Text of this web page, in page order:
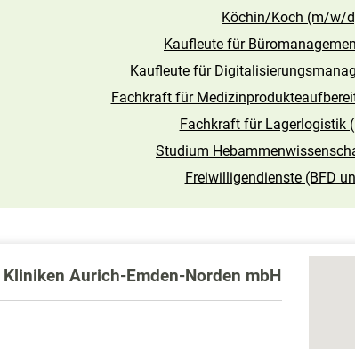
Köchin/Koch (m/w/
Kaufleute für
Kaufleute für
Fachkraft für
Fachkraft für Lagerlogistik
Studium
Freiwilligendienste (BFD
Aurich-Emden-Norden mbH